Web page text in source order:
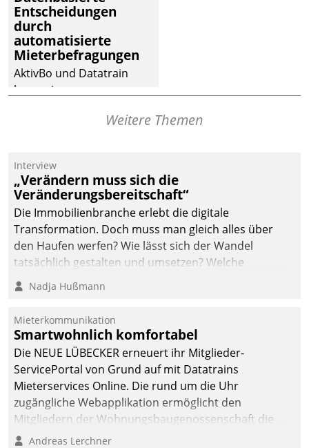
Dialogführung ermöglicht
dem externen
Serviceteam, Anrufe von
Mietenden zügiger und
effizienter zu bearbeiten.
Entscheidungen
durch
automatisierte
Mieterbefragungen
AktivBo und Datatrain
kooperieren –
profitieren: Die nahtlose
Datatrain ermöglicht
automatisiert ausgelöste,
zielgerichtete
Mieterbefragungen – eine
starke Grundlage für
intelligente,
Entscheidungen.
Weitere Themen
Interview
„Verändern muss sich die
Veränderungsbereitschaft“
Die Immobilienbranche erlebt die digitale
Transformation. Doch muss man gleich alles über
den Haufen werfen? Wie lässt sich der Wandel
tatsächlich gestalten und umsetzen? Welche
Argumente zählen wirklich?
Nadja Hußmann
Mieterkommunikation
Smartwohnlich komfortabel
Die NEUE LÜBECKER erneuert ihr Mitglieder-
ServicePortal von Grund auf mit Datatrains
Mieterservices Online. Die rund um die Uhr
zugängliche Webapplikation ermöglicht den
Mitgliedern der Wohnungs­bau­genossenschaft die
Kontaktaufnahme per Smartphone, Tablet oder PC.
Andreas Lerchner